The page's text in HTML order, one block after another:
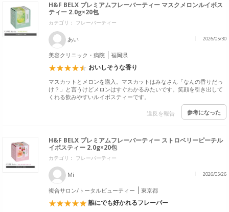
H&F BELX プレミアムフレーバーティー マスクメロンルイボス
ティー 2.0g×20包
カテゴリ： フレーバーティー
あい 2026/05/30
美容クリニック・病院 福岡県
おいしそうな香り
マスカットとメロンを購入。マスカットはみなさん「なんの香りだっ
け？」と言うけどメロンはすぐわかるみたいです。笑顔を引き出して
くれる飲みやすいルイボスティーです。
違反を報告 参考になった
H&F BELX プレミアムフレーバーティー ストロベリーピーチル
イボスティー 2.0g×20包
カテゴリ： フレーバーティー
Mi 2026/05/26
複合サロン/トータルビューティー 東京都
誰にでも好かれるフレーバー